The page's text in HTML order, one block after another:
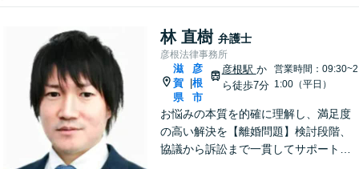
林 直樹 弁護士
彦根法律事務所
滋
賀
県
彦
根
市
彦根駅 か
ら徒歩7分
営業時間：09:30~2
1:00（平日）
お悩みの本質を的確に理解し、満足度
の高い解決を【離婚問題】検討段階、
協議から訴訟まで一貫してサポート